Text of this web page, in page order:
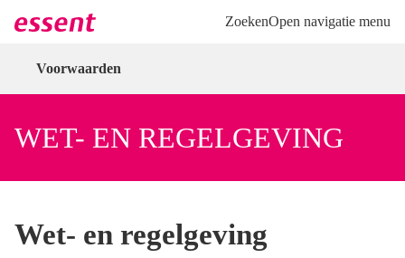
Direct naar hoofdinhoud
Direct naar inloggen ZoekenOpen navigatie menu
Voorwaarden
WET- EN REGELGEVING
Wet- en regelgeving